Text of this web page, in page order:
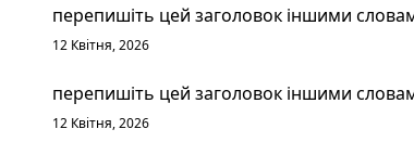
перепишіть цей заголовок іншими
12 Квітня, 2026
перепишіть цей заголовок іншими
12 Квітня, 2026